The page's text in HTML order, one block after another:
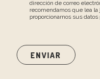
dirección de correo
recomendamos que lea la
proporcionarnos sus datos